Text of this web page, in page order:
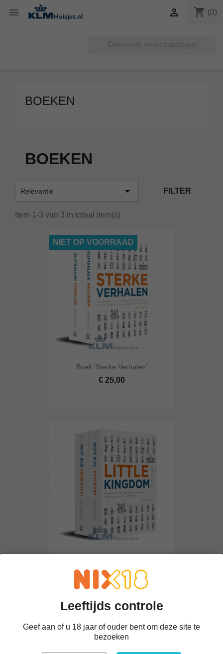
 shopping_cart (0)

BOEKEN
BOEKEN
Relevantie  FILTER
Item 1-3 van 3 in totaal item(s)
Boek 'Sterke Verhalen'
€ 25,00
NIET OP VOORRAAD
€ 30,00
-€ 4,95
Leeftijds controle
Geef aan of u 18 jaar of ouder bent om deze site te
bezoeken